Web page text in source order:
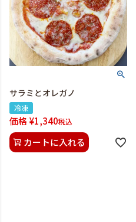
サラミとオレガノ
冷凍
価格¥1,340税込
カートに入れる